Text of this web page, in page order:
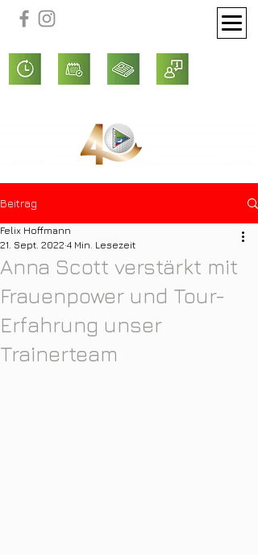
Beitrag
Anna Scott verstärkt mit
Frauenpower und Tour-
Erfahrung unser
Trainerteam
Felix Hoffmann
21. Sept. 2022 4 Min. Lesezeit